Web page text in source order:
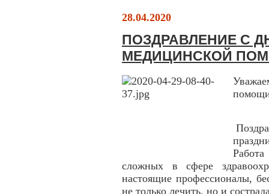
28.04.2020
ПОЗДРАВЛЕНИЕ С
МЕДИЦИНСКОЙ
сложных в сфере
настоящие профессионалы,
не только лечить, но и